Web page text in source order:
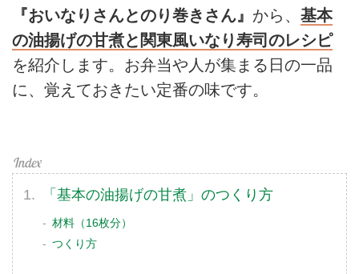
『おいなりさんとのり巻きさん』 から、 基本
の油揚げの甘煮と関東風いなり寿司のレシピ
を紹介します。お弁当や人が集まる日の一品
に、覚えておきたい定番の味です。
「基本の油揚げの甘煮」のつくり方
材料（16枚分）
つくり方